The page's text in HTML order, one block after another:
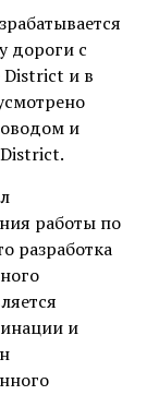
дороги с
District и в
и
работы по
разработка
и